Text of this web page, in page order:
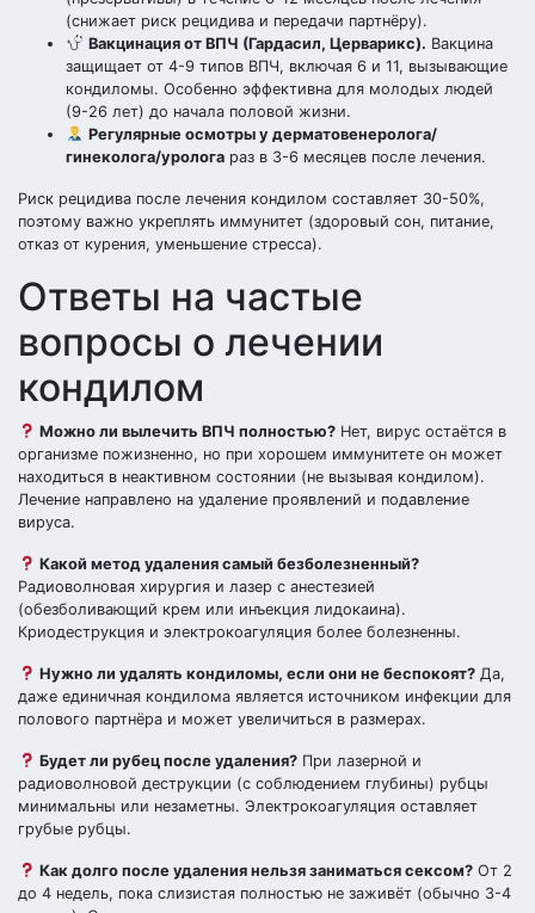
(снижает риск рецидива и передачи партнёру).
Вакцинация от ВПЧ (Гардасил, Церварикс). Вакцина
защищает от 4-9 типов ВПЧ, включая 6 и 11, вызывающие
кондиломы. Особенно эффективна для молодых людей
(9-26 лет) до начала половой жизни.
Регулярные осмотры у дерматовенеролога/
гинеколога/уролога раз в 3-6 месяцев после лечения.
Риск рецидива после лечения кондилом составляет 30-50%,
поэтому важно укреплять иммунитет (здоровый сон, питание,
отказ от курения, уменьшение стресса).
Ответы на частые
вопросы о лечении
кондилом
Можно ли вылечить ВПЧ полностью?Нет, вирус остаётся в
организме пожизненно, но при хорошем иммунитете он может
находиться в неактивном состоянии (не вызывая кондилом).
Лечение направлено на удаление проявлений и подавление
вируса.
Какой метод удаления самый безболезненный?
Радиоволновая хирургия и лазер с анестезией
(обезболивающий крем или инъекция лидокаина).
Криодеструкция и электрокоагуляция более болезненны.
Нужно ли удалять кондиломы, если они не беспокоят?Да,
даже единичная кондилома является источником инфекции для
полового партнёра и может увеличиться в размерах.
Будет ли рубец после удаления?При лазерной и
радиоволновой деструкции (с соблюдением глубины) рубцы
минимальны или незаметны. Электрокоагуляция оставляет
грубые рубцы.
Как долго после удаления нельзя заниматься сексом?От 2
до 4 недель, пока слизистая полностью не заживёт (обычно 3-4